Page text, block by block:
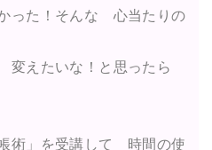
った！ そんな 心当たりの
えたいな！と思ったら
術」を受講して 時間の使